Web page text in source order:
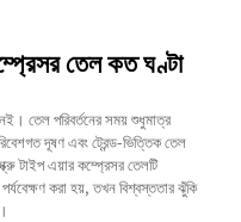
তেল কত ঘণ্টা
তেল পরিবর্তনের সময় শুধুমাত্র
দূষণ এবং ট্রেন্ড-ভিত্তিক তেল
টাইপ এয়ার কম্প্রেসর তেলটি
করা হয়, তখন বিশ্বস্ততার ঝুঁকি